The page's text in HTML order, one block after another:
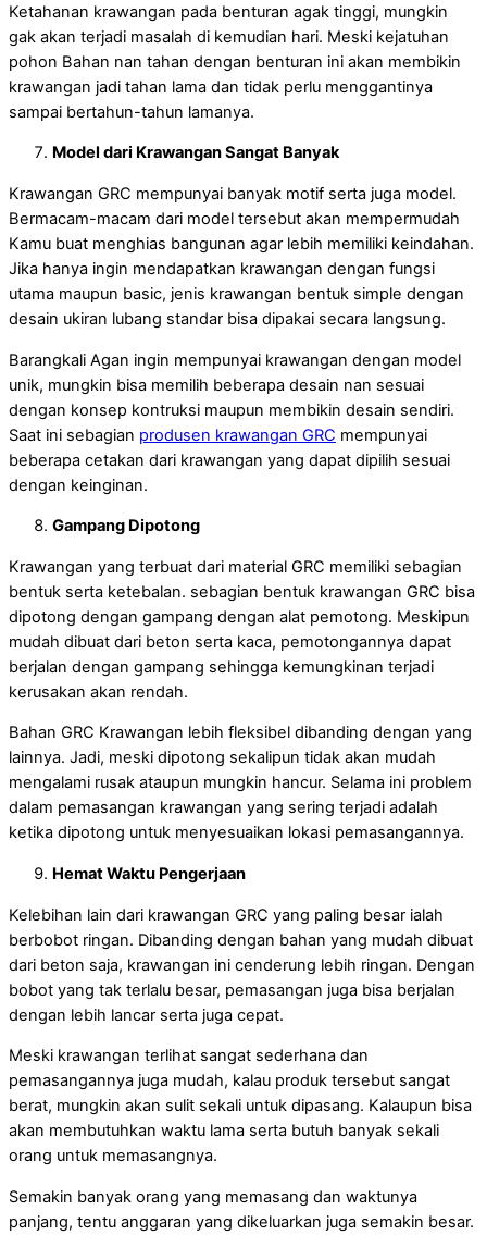
Ketahanan krawangan pada benturan agak tinggi, mungkin
gak akan terjadi masalah di kemudian hari. Meski kejatuhan
pohon Bahan nan tahan dengan benturan ini akan membikin
krawangan jadi tahan lama dan tidak perlu menggantinya
sampai bertahun-tahun lamanya.
Model dari Krawangan Sangat Banyak
Krawangan GRC mempunyai banyak motif serta juga model.
Bermacam-macam dari model tersebut akan mempermudah
Kamu buat menghias bangunan agar lebih memiliki keindahan.
Jika hanya ingin mendapatkan krawangan dengan fungsi
utama maupun basic, jenis krawangan bentuk simple dengan
desain ukiran lubang standar bisa dipakai secara langsung.
Barangkali Agan ingin mempunyai krawangan dengan model
unik, mungkin bisa memilih beberapa desain nan sesuai
dengan konsep kontruksi maupun membikin desain sendiri.
Saat ini sebagian produsen krawangan GRC mempunyai
beberapa cetakan dari krawangan yang dapat dipilih sesuai
dengan keinginan.
Gampang Dipotong
Krawangan yang terbuat dari material GRC memiliki sebagian
bentuk serta ketebalan. sebagian bentuk krawangan GRC bisa
dipotong dengan gampang dengan alat pemotong. Meskipun
mudah dibuat dari beton serta kaca, pemotongannya dapat
berjalan dengan gampang sehingga kemungkinan terjadi
kerusakan akan rendah.
Bahan GRC Krawangan lebih fleksibel dibanding dengan yang
lainnya. Jadi, meski dipotong sekalipun tidak akan mudah
mengalami rusak ataupun mungkin hancur. Selama ini problem
dalam pemasangan krawangan yang sering terjadi adalah
ketika dipotong untuk menyesuaikan lokasi pemasangannya.
Hemat Waktu Pengerjaan
Kelebihan lain dari krawangan GRC yang paling besar ialah
berbobot ringan. Dibanding dengan bahan yang mudah dibuat
dari beton saja, krawangan ini cenderung lebih ringan. Dengan
bobot yang tak terlalu besar, pemasangan juga bisa berjalan
dengan lebih lancar serta juga cepat.
Meski krawangan terlihat sangat sederhana dan
pemasangannya juga mudah, kalau produk tersebut sangat
berat, mungkin akan sulit sekali untuk dipasang. Kalaupun bisa
akan membutuhkan waktu lama serta butuh banyak sekali
orang untuk memasangnya.
Semakin banyak orang yang memasang dan waktunya
panjang, tentu anggaran yang dikeluarkan juga semakin besar.